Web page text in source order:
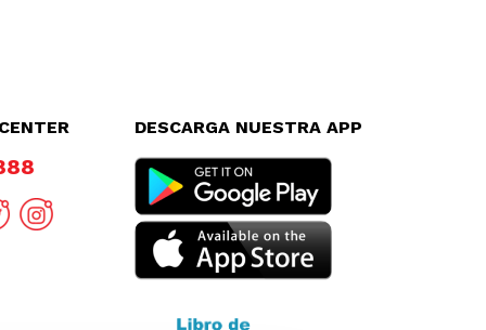
DESCARGA NUESTRA APP